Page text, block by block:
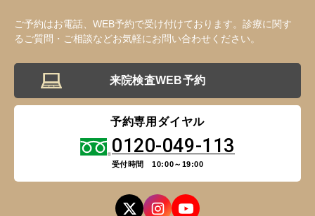
ご予約はお電話、WEB予約で受け付けております。診療に関す
るご質問・ご相談などお気軽にお問い合わせください。
来院検査WEB予約
予約専用ダイヤル
0120-049-113
受付時間 10:00～19:00
大阪 梅田（本院） 福岡 天神
CLOSE
神戸 三宮 福岡 天神